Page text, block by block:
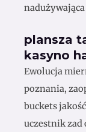
plansza
kasyno
Ewolucja
poznania,
buckets
uczestnik zad